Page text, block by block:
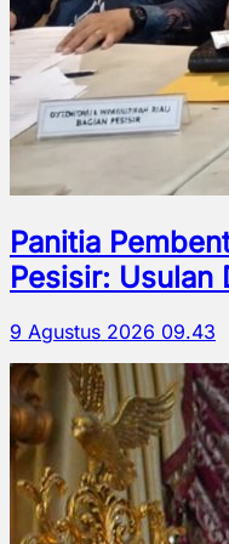
Panitia
Pesisir: Usulan
9 Agustus 2026 09.43